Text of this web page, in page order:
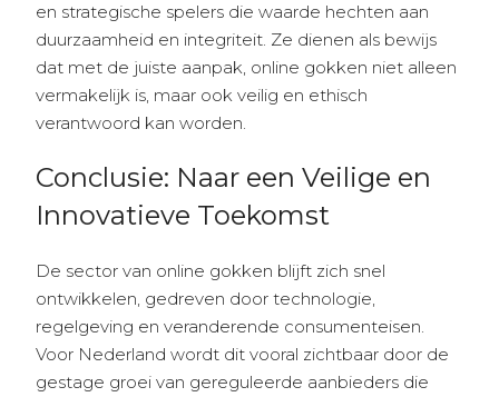
en strategische spelers die waarde hechten aan
duurzaamheid en integriteit. Ze dienen als bewijs
dat met de juiste aanpak, online gokken niet alleen
vermakelijk is, maar ook veilig en ethisch
verantwoord kan worden.
Conclusie: Naar een Veilige en
Innovatieve Toekomst
De sector van online gokken blijft zich snel
ontwikkelen, gedreven door technologie,
regelgeving en veranderende consumenteisen.
Voor Nederland wordt dit vooral zichtbaar door de
gestage groei van gereguleerde aanbieders die